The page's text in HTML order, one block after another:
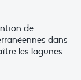
de
dans
les lagunes